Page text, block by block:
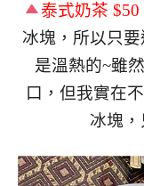
泰式奶茶 $50
冰塊，所以只
是溫熱的~雖
口，但我實在
冰塊，